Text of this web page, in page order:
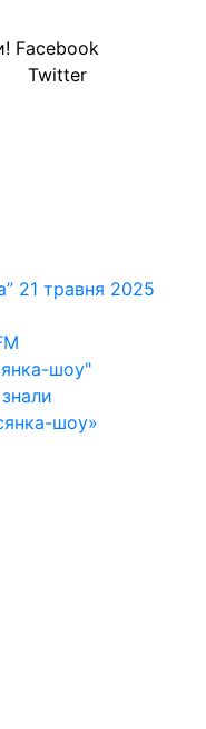
Facebook
Twitter
21 травня 2025
шоу"
шоу»